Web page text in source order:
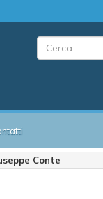
Conte